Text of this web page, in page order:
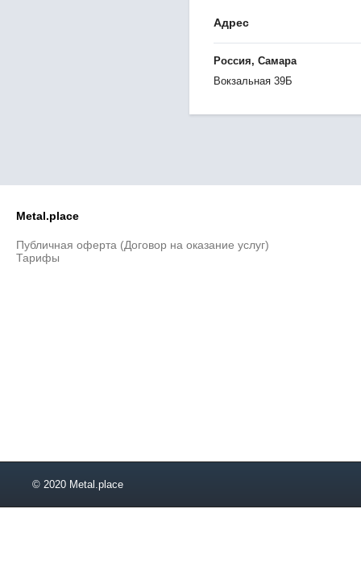
Адрес
Россия, Самара
Вокзальная 39Б
Metal.place
Публичная оферта (Договор на оказание услуг)
Тарифы
© 2020 Metal.place